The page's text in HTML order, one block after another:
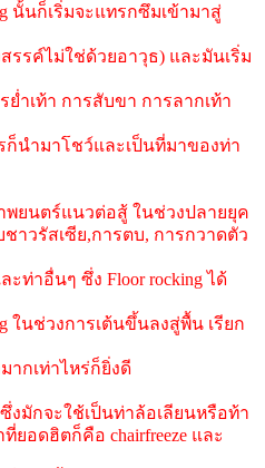
นั้นก็เริ่มจะแทรกซึมเข้ามาสู่
รรค์ไม่ใช่ด้วยอาวุธ) และมันเริ่ม
ำเท้า การสับขา การลากเท้า
นำมาโชว์และเป็นที่มาของท่า
พยนตร์แนวต่อสู้ ในช่วงปลายยุค
าวรัสเซีย,การตบ, การกวาดตัว
ะท่าอื่นๆ ซึ่ง Floor rocking ได้
ในช่วงการเต้นขึ้นลงสู่พื้น เรียก
ากเท่าไหร่ก็ยิ่งดี
งมักจะใช้เป็นท่าล้อเลียนหรือท้า
อดฮิตก็คือ chairfreeze และ